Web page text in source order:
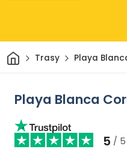
Domov
Trasy Playa
Playa Blanca
5 / 5